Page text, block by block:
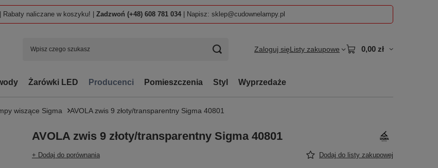
| Rabaty naliczane w koszyku! | Zadzwoń (+48) 608 781 034 | Napisz: sklep@cudownelampy.pl
Zaloguj sięListy zakupowe 0,00 zł
Żarówki LED Producenci Pomieszczenia Styl Wyprzedaże
wiszące Sigma AVOLA zwis 9 złoty/transparentny Sigma 40801
AVOLA zwis 9 złoty/transparentny Sigma 40801
+ Dodaj do porównania Dodaj do listy zakupowej